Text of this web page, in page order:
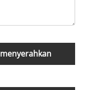
menyerahkan